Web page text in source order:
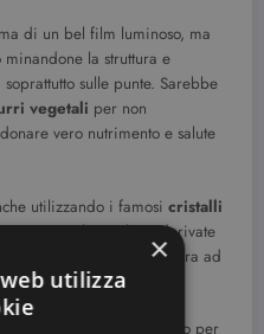
di un bel film luminoso, ma
la struttura e
sulle punte. Sarebbe
vegetali per non
vero nutrimento e salute
utilizzando i famosi cristalli
siliconiche e derivate
la nostra capigliatura ad
un balsamo oppure un olio per
×
utilizza